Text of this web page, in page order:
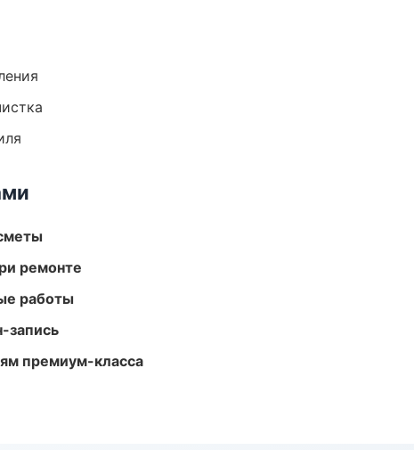
ремонте
работы
запись
премиум-класса